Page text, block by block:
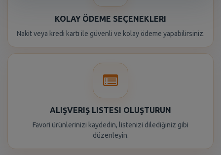
KOLAY ÖDEME SEÇENEKLERI
Nakit veya kredi kartı ile güvenli ve kolay ödeme yapabilirsiniz.
ALIŞVERIŞ LISTESI OLUŞTURUN
Favori ürünlerinizi kaydedin, listenizi dilediğiniz gibi
düzenleyin.